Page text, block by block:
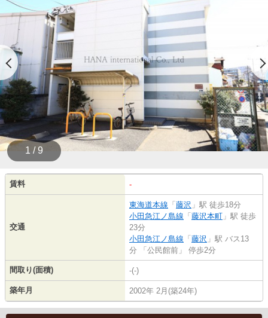
1 / 9
賃料 -
交通
東海道本線 「 藤沢 」駅 徒歩18分
小田急江ノ島線 「 藤沢本町 」駅 徒歩
23分
小田急江ノ島線 「 藤沢 」駅 バス13
分 「公民館前」 停歩2分
間取り(面積) -(-)
築年月 2002年 2月(築24年)